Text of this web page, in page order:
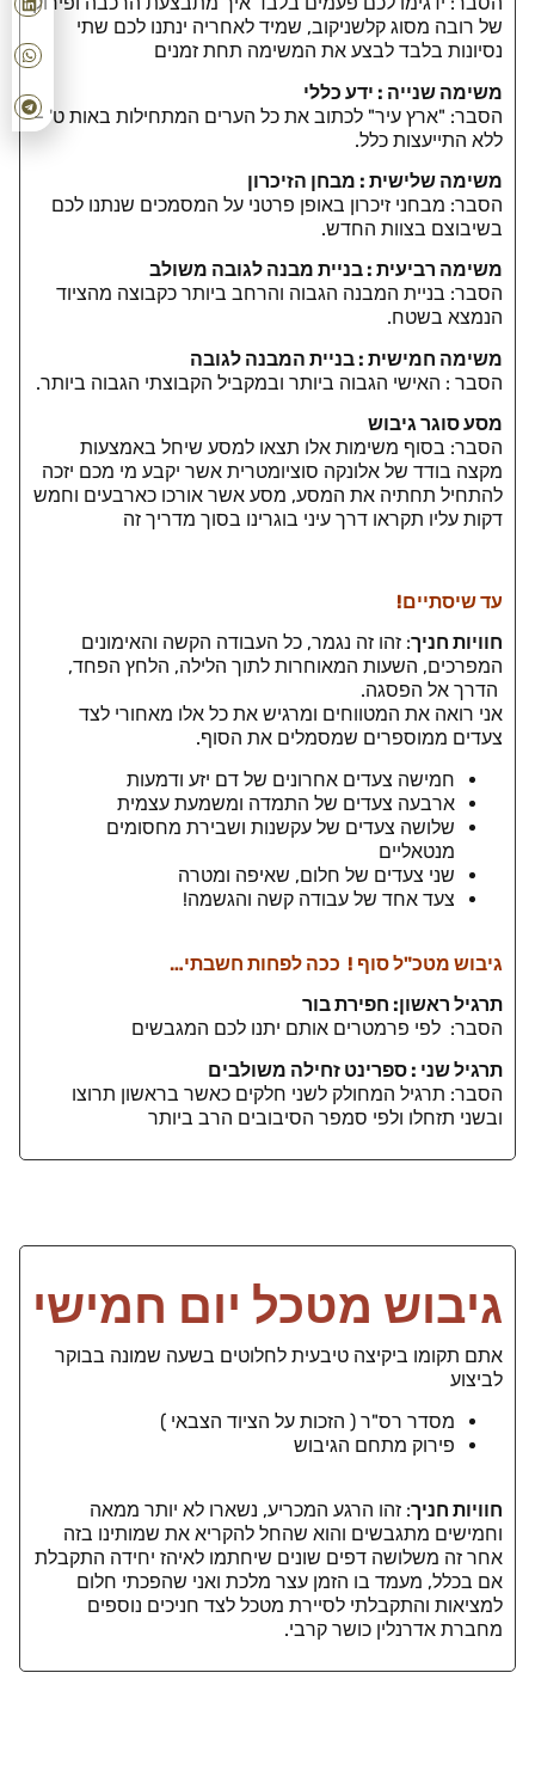
של רובה מסוג קלשניקוב, שמיד לאחריה ינתנו לכם שתי
נסיונות בלבד לבצע את המשימה תחת זמנים
משימה שנייה : ידע כללי
הסבר: "ארץ עיר" לכתוב את כל הערים המתחילות באות ט' –
ללא התייעצות כלל.
משימה שלישית : מבחן הזיכרון
הסבר: מבחני זיכרון באופן פרטני על המסמכים שנתנו לכם
בשיבוצם בצוות החדש.
משימה רביעית : בניית מבנה לגובה משולב
הסבר: בניית המבנה הגבוה והרחב ביותר כקבוצה מהציוד
הנמצא בשטח.
משימה חמישית : בניית המבנה לגובה
הסבר : האישי הגבוה ביותר ובמקביל הקבוצתי הגבוה ביותר.
מסע סוגר גיבוש
הסבר: בסוף משימות אלו תצאו למסע שיחל באמצעות
מקצה בודד של אלונקה סוציומטרית אשר יקבע מי מכם יזכה
להתחיל תחתיה את המסע, מסע אשר אורכו כארבעים וחמש
דקות עליו תקראו דרך עיני בוגרינו בסוך מדריך זה
עד שיסתיים!
חוויות חניך: זהו זה נגמר, כל העבודה הקשה והאימונים
המפרכים, השעות המאוחרות לתוך הלילה, הלחץ הפחד,
הדרך אל הפסגה.
אני רואה את המטווחים ומרגיש את כל אלו מאחורי לצד
צעדים ממוספרים שמסמלים את הסוף.
חמישה צעדים אחרונים של דם יזע ודמעות
ארבעה צעדים של התמדה ומשמעת עצמית
שלושה צעדים של עקשנות ושבירת מחסומים
מנטאליים
שני צעדים של חלום, שאיפה ומטרה
צעד אחד של עבודה קשה והגשמה!
גיבוש מטכ"ל סוף ! ככה לפחות חשבתי…
תרגיל ראשון: חפירת בור
הסבר: לפי פרמטרים אותם יתנו לכם המגבשים
תרגיל שני : ספרינט זחילה משולבים
הסבר: תרגיל המחולק לשני חלקים כאשר בראשון תרוצו
ובשני תזחלו ולפי סמפר הסיבובים הרב ביותר
גיבוש מטכל יום חמישי
אתם תקומו ביקיצה טיבעית לחלוטים בשעה שמונה בבוקר
לביצוע
מסדר רס"ר ( הזכות על הציוד הצבאי )
פירוק מתחם הגיבוש
חוויות חניך: זהו הרגע המכריע, נשארו לא יותר ממאה
וחמישים מתגבשים והוא שהחל להקריא את שמותינו בזה
אחר זה משלושה דפים שונים שיחתמו לאיהז יחידה התקבלת
אם בכלל, מעמד בו הזמן עצר מלכת ואני שהפכתי חלום
למציאות והתקבלתי לסיירת מטכל לצד חניכים נוספים
מחברת אדרנלין כושר קרבי.